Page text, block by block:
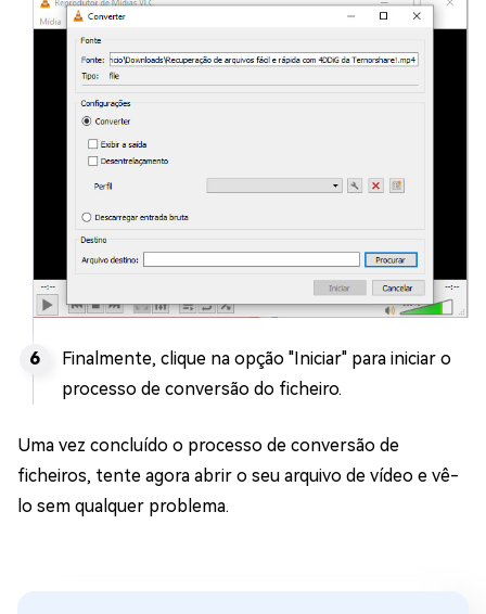
Finalmente, clique na opção "Iniciar" para iniciar o
processo de conversão do ficheiro.
Uma vez concluído o processo de conversão de
ficheiros, tente agora abrir o seu arquivo de vídeo e vê-
lo sem qualquer problema.